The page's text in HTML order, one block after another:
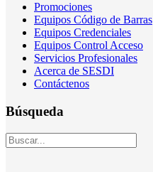
Promociones
Equipos Código de Barras
Equipos Credenciales
Equipos Control Acceso
Servicios Profesionales
Acerca de SESDI
Contáctenos
Búsqueda